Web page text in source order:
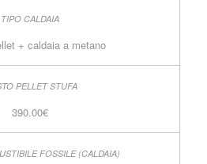
+ caldaia a metano
390.00€